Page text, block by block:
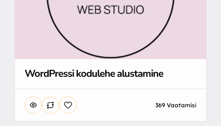
WordPressi kodulehe alustamine
369 Vaatamisi